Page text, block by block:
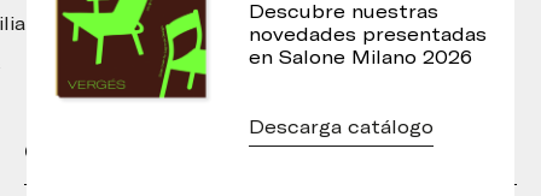
Otros modelos de la colección
Descubre nuestras
novedades presentadas
en Salone Milano 2026
Descarga catálogo